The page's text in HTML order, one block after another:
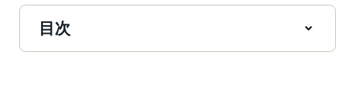
目次